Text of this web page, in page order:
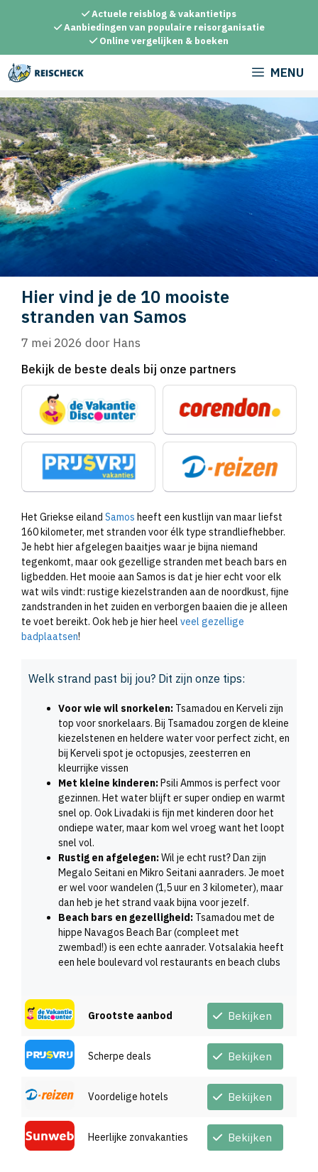
inhoud
Actuele reisblog & vakantietips
Aanbiedingen van populaire reisorganisatie
Online vergelijken & boeken
MENU
Hier vind je de 10 mooiste
stranden van Samos
7 mei 2026 door Hans
Bekijk de beste deals bij onze partners
Het Griekse eiland Samos heeft een kustlijn van maar liefst
160 kilometer, met stranden voor élk type strandliefhebber.
Je hebt hier afgelegen baaitjes waar je bijna niemand
tegenkomt, maar ook gezellige stranden met beach bars en
ligbedden. Het mooie aan Samos is dat je hier echt voor elk
wat wils vindt: rustige kiezelstranden aan de noordkust, fijne
zandstranden in het zuiden en verborgen baaien die je alleen
te voet bereikt. Ook heb je hier heel veel gezellige
badplaatsen!
Welk strand past bij jou? Dit zijn onze tips:
Voor wie wil snorkelen: Tsamadou en Kerveli zijn
top voor snorkelaars. Bij Tsamadou zorgen de kleine
kiezelstenen en heldere water voor perfect zicht, en
bij Kerveli spot je octopusjes, zeesterren en
kleurrijke vissen
Met kleine kinderen:Psili Ammos is perfect voor
gezinnen. Het water blijft er super ondiep en warmt
snel op. Ook Livadaki is fijn met kinderen door het
ondiepe water, maar kom wel vroeg want het loopt
snel vol.
Rustig en afgelegen:Wil je echt rust? Dan zijn
Megalo Seitani en Mikro Seitani aanraders. Je moet
er wel voor wandelen (1,5 uur en 3 kilometer), maar
dan heb je het strand vaak bijna voor jezelf.
Beach bars en gezelligheid: Tsamadou met de
hippe Navagos Beach Bar (compleet met
zwembad!) is een echte aanrader. Votsalakia heeft
een hele boulevard vol restaurants en beach clubs
Grootste aanbod Bekijken
Scherpe deals Bekijken
Voordelige hotels Bekijken
Heerlijke zonvakanties Bekijken